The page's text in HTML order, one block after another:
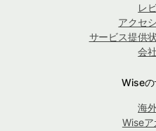
レ
アクセ
サービス提供
会
Wiseの
海
Wiseア